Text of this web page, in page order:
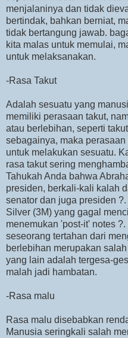
menjalaninya dan tidak
bertindak, bahkan berniat,
tidak bertangung jawab.
kita malas untuk memulai,
untuk melaksanakan.
-Rasa Takut
Adalah sesuatu yang
memiliki perasaan takut,
atau berlebihan, seperti
sebagainya, maka
untuk melakukan sesuatu.
rasa takut sering
Tahukah Anda bahwa
presiden, berkali-kali kalah
senator dan juga presiden
Silver (3M) yang gagal
menemukan 'post-it' notes
seseorang tertahan dari
berlebihan merupakan
yang lain adalah tergesa-
malah jadi hambatan.
-Rasa malu
Rasa malu disebabkan
Manusia seringkali salah